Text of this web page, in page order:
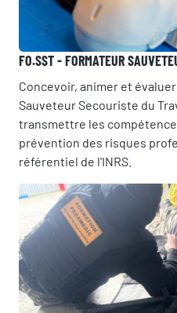
FO.SST - FORMATEUR
Concevoir, animer et
Sauveteur Secouriste du
transmettre les
prévention des risques
référentiel de l'INRS.